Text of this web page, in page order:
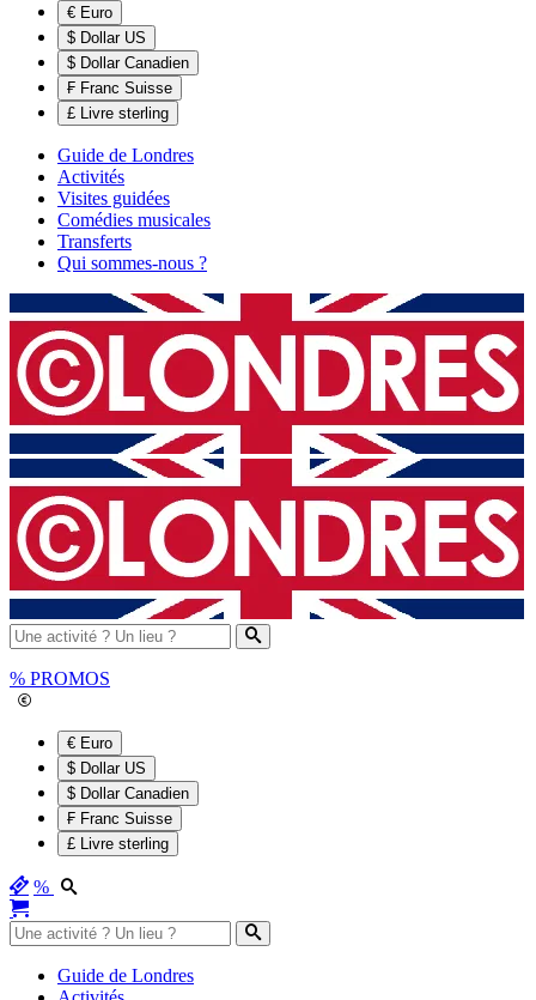
€ Euro
$ Dollar US
$ Dollar Canadien
₣ Franc Suisse
£ Livre sterling
Guide de Londres
Activités
Visites guidées
Comédies musicales
Transferts
Qui sommes-nous ?
% PROMOS
€ Euro
$ Dollar US
$ Dollar Canadien
₣ Franc Suisse
£ Livre sterling
%
Guide de Londres